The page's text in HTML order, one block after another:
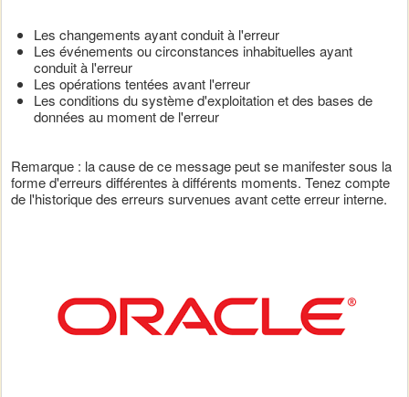
Les changements ayant conduit à l'erreur
Les événements ou circonstances inhabituelles ayant
conduit à l'erreur
Les opérations tentées avant l'erreur
Les conditions du système d'exploitation et des bases de
données au moment de l'erreur
Remarque : la cause de ce message peut se manifester sous la
forme d'erreurs différentes à différents moments. Tenez compte
de l'historique des erreurs survenues avant cette erreur interne.